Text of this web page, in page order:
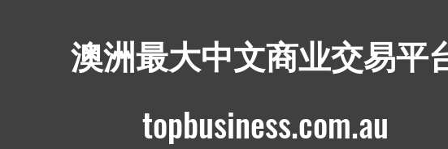
澳洲最大中文商业交易平
topbusiness.com.au